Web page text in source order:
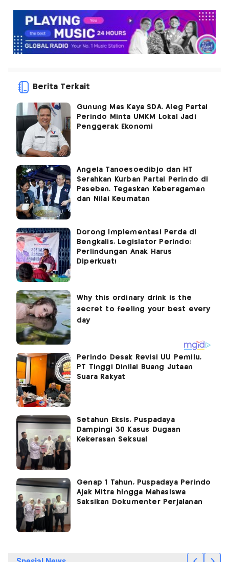
Berita Terkait
Gunung Mas Kaya SDA, Aleg Partai
Perindo Minta UMKM Lokal Jadi
Penggerak Ekonomi
Angela Tanoesoedibjo dan HT
Serahkan Kurban Partai Perindo di
Paseban, Tegaskan Keberagaman
dan Nilai Keumatan
Dorong Implementasi Perda di
Bengkalis, Legislator Perindo:
Perlindungan Anak Harus
Diperkuat!
Perindo Desak Revisi UU Pemilu,
PT Tinggi Dinilai Buang Jutaan
Suara Rakyat
Setahun Eksis, Puspadaya
Dampingi 30 Kasus Dugaan
Kekerasan Seksual
Genap 1 Tahun, Puspadaya Perindo
Ajak Mitra hingga Mahasiswa
Saksikan Dokumenter Perjalanan